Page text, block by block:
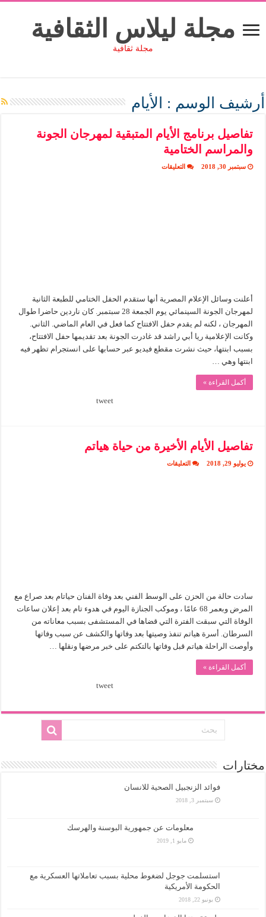
مجلة ليلاس الثقافية
مجلة ثقافية
أرشيف الوسم : الأيام
تفاصيل برنامج الأيام المتبقية لمهرجان الجونة
والمراسم الختامية
سبتمبر 30, 2018 التعليقاتعلى
أعلنت وسائل الإعلام المصرية أنها ستقدم الحفل الختامي للطبعة الثانية
لمهرجان الجونة السينمائي يوم الجمعة 28 سبتمبر. كان ناردين حاضرا طوال
المهرجان ، لكنه لم يقدم حفل الافتتاح كما فعل في العام الماضي. الثاني.
وكانت الإعلامية ريا أبي راشد قد غادرت الجونة بعد تقديمها حفل الافتتاح،
بسبب ابنتها، حيث نشرت مقطع فيديو عبر حسابها على انستجرام تظهر فيه
ابنتها وهي …
أكمل القراءة »
tweet
تفاصيل الأيام الأخيرة من حياة هياتم
يوليو 29, 2018 التعليقاتعلى
سادت حالة من الحزن على الوسط الفني بعد وفاة الفنان حياتام بعد صراع مع
المرض وبعمر 68 عامًا ، وموكب الجنازة اليوم في هدوء تام بعد إعلان ساعات
الوفاة التي سبقت الفترة التي قضاها في المستشفى بسبب معاناته من
السرطان. أسرة هياتم تنفذ وصيتها بعد وفاتها والكشف عن سبب وفاتها
وأوصت الراحلة هياتم قبل وفاتها بالتكتم على خبر مرضها ونقلها …
أكمل القراءة »
tweet
مختارات
فوائد الزنجبيل الصحية للانسان
سبتمبر 3, 2018
معلومات عن جمهورية البوسنة والهرسك
مايو 1, 2019
استسلمت جوجل لضغوط محلية بسبب تعاملاتها العسكرية مع
الحكومة الأمريكية
يونيو 22, 2018